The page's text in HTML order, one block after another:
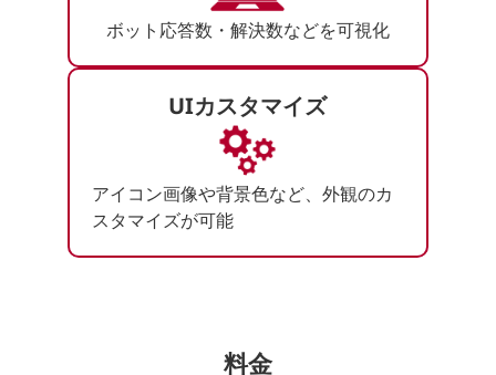
ボット応答数・解決数などを可視化
UIカスタマイズ
アイコン画像や背景色など、外観のカ
スタマイズが可能
料金